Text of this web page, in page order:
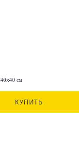
40х40 см
КУПИТЬ